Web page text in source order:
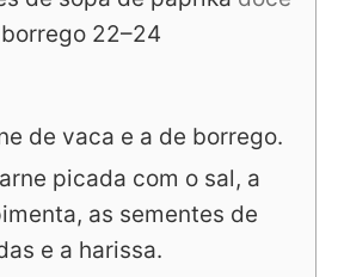
22–24
de vaca e a de borrego.
picada com o sal, a
as sementes de
e a harissa.